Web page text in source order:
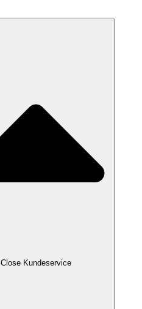
Close Kundeservice